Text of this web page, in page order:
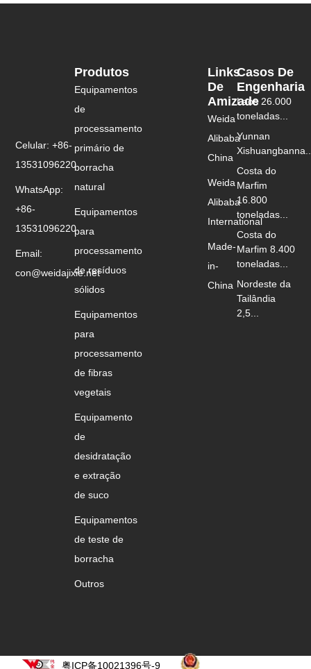
Links
De
Amizade
Weida
Alibaba
China
Weida
Alibaba
International
Made-
in-
China
Produtos
Equipamentos
de
processamento
primário de
borracha
natural
Equipamentos
para
processamento
de resíduos
sólidos
Equipamentos
para
processamento
de fibras
vegetais
Equipamento
de
desidratação
e extração
de suco
Equipamentos
de teste de
borracha
Outros
Casos De
Engenharia
Laos 26.000
toneladas...
Yunnan
Costa do
Marfim
16.800
toneladas...
Costa do
Marfim 8.400
toneladas...
Nordeste da
Tailândia
2,5...
Celular: +86-
13531096220
WhatsApp:
+86-
13531096220
Email:
con@weidajixie.net
粤ICP备10021396号-9